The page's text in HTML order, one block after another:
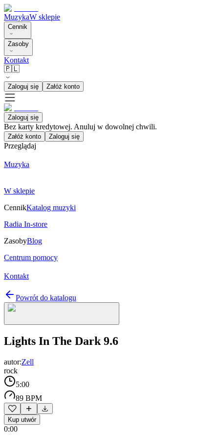
MuzykaW sklepie
Cennik
Zasoby
Kontakt
🇵🇱
Zaloguj się Załóż konto
Zaloguj się
Bez karty kredytowej. Anuluj w dowolnej chwili.
Załóż konto Zaloguj się
Przeglądaj
Muzyka
W sklepie
CennikKatalog muzyki
Radia In-store
ZasobyBlog
Centrum pomocy
Kontakt
Powrót do katalogu
Lights In The Dark 9.6
autor:Zell
rock
5:00
89 BPM
Kup utwór
0:00